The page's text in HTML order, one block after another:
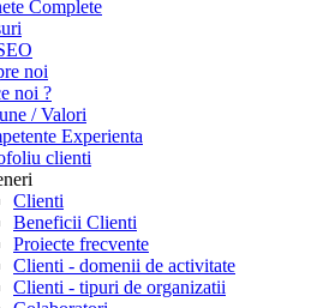
Complete
noi
noi ?
/ Valori
Experienta
clienti
Clienti
Beneficii Clienti
Proiecte frecvente
Clienti - domenii de activitate
Clienti - tipuri de organizatii